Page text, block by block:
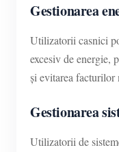
Gestionarea
Utilizatorii casnici
excesiv de energie,
și evitarea facturilor
Gestionarea
Utilizatorii de